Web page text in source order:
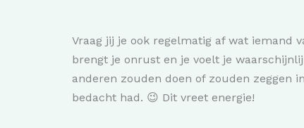
Vraag jij je ook regelmatig af wat iemand
brengt je onrust en je voelt je
anderen zouden doen of zouden zeggen
bedacht had. 😉 Dit vreet energie!